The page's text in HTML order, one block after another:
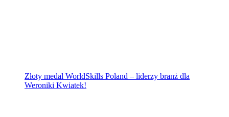
Złoty medal WorldSkills Poland – liderzy branż dla
Weroniki Kwiatek!